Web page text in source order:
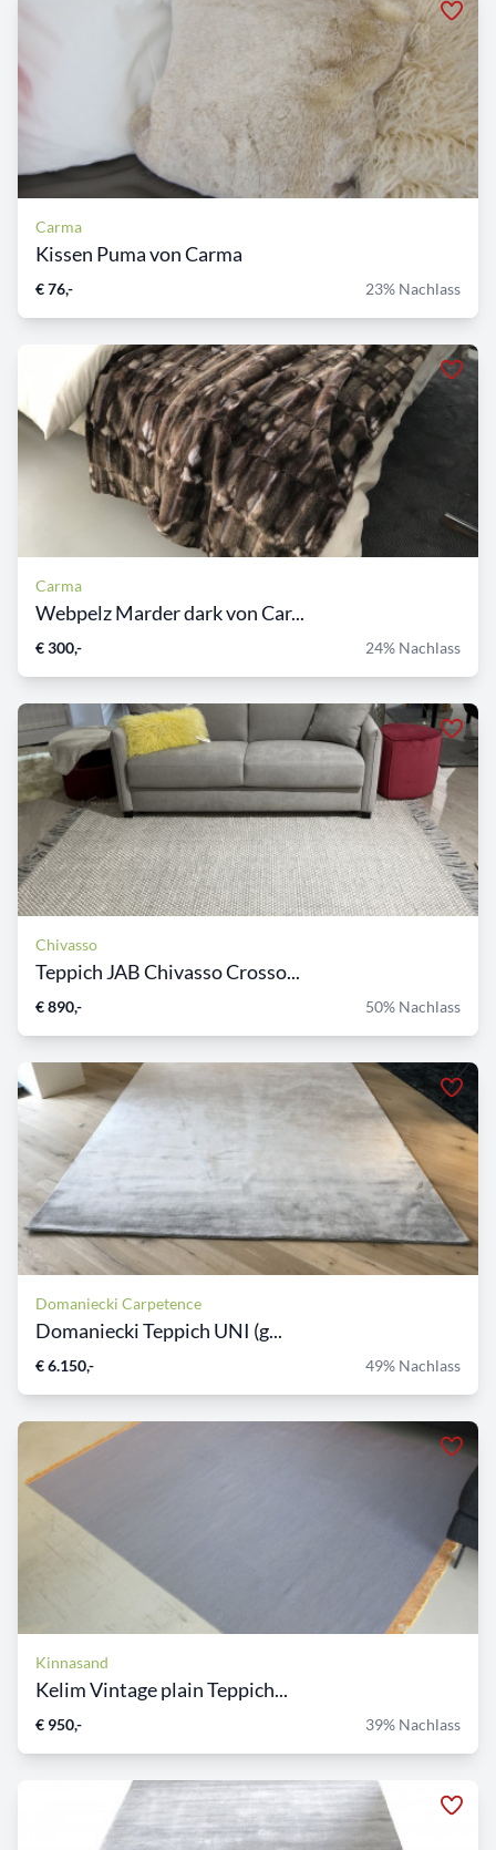
Carma
Kissen Puma von Carma
€ 76,- 23% Nachlass
Carma
Webpelz Marder dark von Car...
€ 300,- 24% Nachlass
Chivasso
Teppich JAB Chivasso Crosso...
€ 890,- 50% Nachlass
Domaniecki Carpetence
Domaniecki Teppich UNI (g...
€ 6.150,- 49% Nachlass
Kinnasand
Kelim Vintage plain Teppich...
€ 950,- 39% Nachlass